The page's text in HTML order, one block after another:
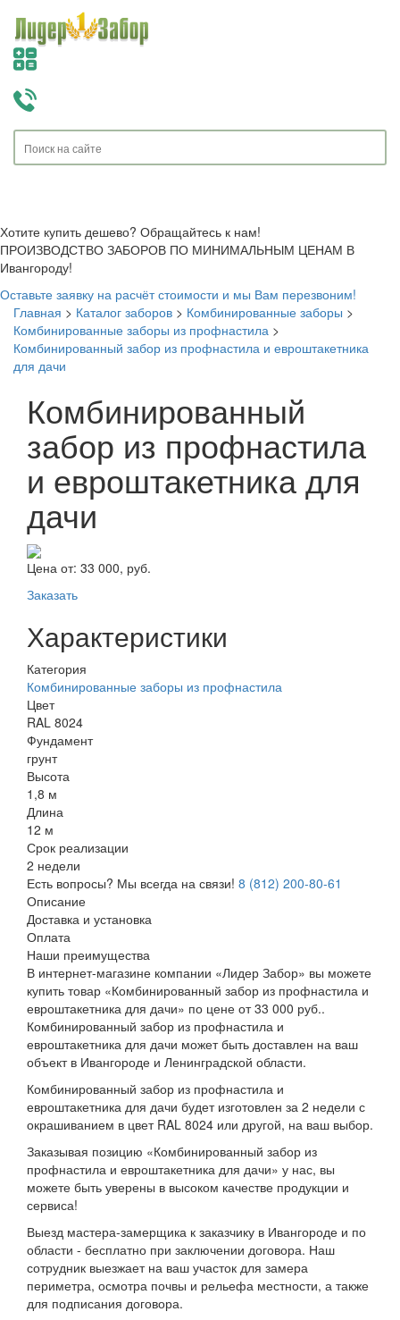
Хотите купить дешево? Обращайтесь к нам!
ПРОИЗВОДСТВО ЗАБОРОВ ПО МИНИМАЛЬНЫМ ЦЕНАМ В
Ивангороду!
Оставьте заявку на расчёт стоимости и мы Вам перезвоним!
Главная > Каталог заборов > Комбинированные заборы >
Комбинированные заборы из профнастила >
Комбинированный забор из профнастила и евроштакетника
для дачи
Комбинированный
забор из профнастила
и евроштакетника для
дачи
Цена от: 33 000, руб.
Заказать
Характеристики
Категория
Комбинированные заборы из профнастила
Цвет
RAL 8024
Фундамент
грунт
Высота
1,8 м
Длина
12 м
Срок реализации
2 недели
Есть вопросы? Мы всегда на связи! 8 (812) 200-80-61
Описание
Доставка и установка
Оплата
Наши преимущества
В интернет-магазине компании «Лидер Забор» вы можете
купить товар «Комбинированный забор из профнастила и
евроштакетника для дачи» по цене от 33 000 руб..
Комбинированный забор из профнастила и
евроштакетника для дачи может быть доставлен на ваш
объект в Ивангороде и Ленинградской области.
Комбинированный забор из профнастила и
евроштакетника для дачи будет изготовлен за 2 недели с
окрашиванием в цвет RAL 8024 или другой, на ваш выбор.
Заказывая позицию «Комбинированный забор из
профнастила и евроштакетника для дачи» у нас, вы
можете быть уверены в высоком качестве продукции и
сервиса!
Выезд мастера-замерщика к заказчику в Ивангороде и по
области - бесплатно при заключении договора. Наш
сотрудник выезжает на ваш участок для замера
периметра, осмотра почвы и рельефа местности, а также
для подписания договора.